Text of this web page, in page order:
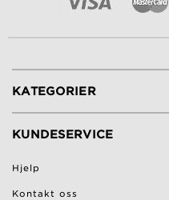
KATEGORIER
KUNDESERVICE
Hjelp
Kontakt oss